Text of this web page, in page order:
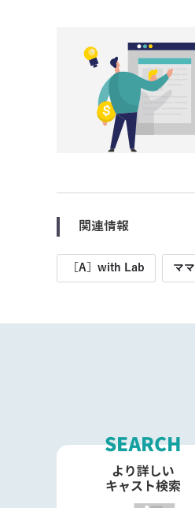
関連情報
［A］with Lab ママ